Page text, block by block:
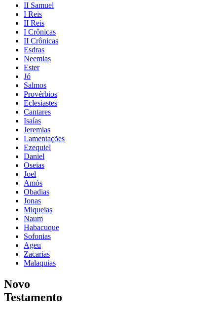
II Samuel
I Reis
II Reis
I Crônicas
II Crônicas
Esdras
Neemias
Ester
Jó
Salmos
Provérbios
Eclesiastes
Cantares
Isaías
Jeremias
Lamentações
Ezequiel
Daniel
Oseias
Joel
Amós
Obadias
Jonas
Miqueias
Naum
Habacuque
Sofonias
Ageu
Zacarias
Malaquias
Novo
Testamento